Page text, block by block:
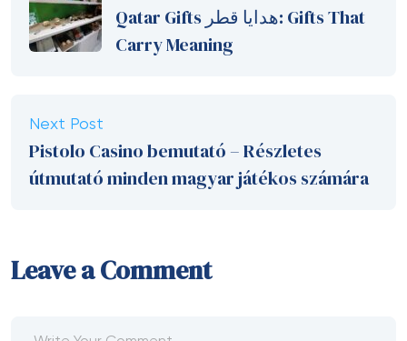
Qatar Gifts هدايا قطر: Gifts That
Carry Meaning
Next Post
Pistolo Casino bemutató – Részletes
útmutató minden magyar játékos számára
Leave a Comment